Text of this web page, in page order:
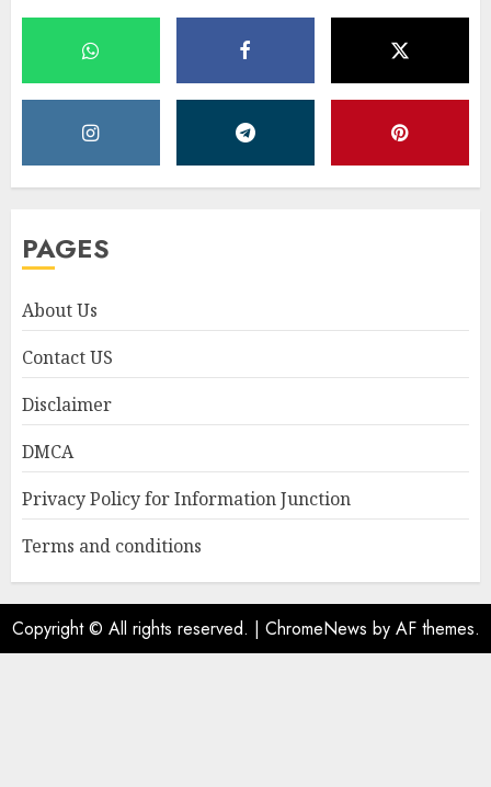
PAGES
About Us
Contact US
Disclaimer
DMCA
Privacy Policy for Information Junction
Terms and conditions
Copyright © All rights reserved. | ChromeNews by AF themes.